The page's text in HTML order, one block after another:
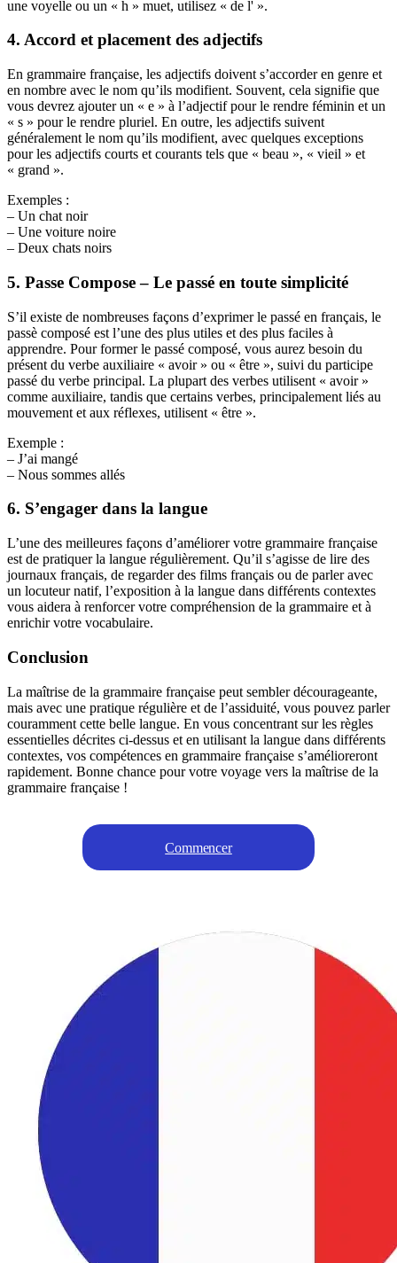
une voyelle ou un « h » muet, utilisez « de l' ».
4. Accord et placement des adjectifs
En grammaire française, les adjectifs doivent s’accorder en genre et
en nombre avec le nom qu’ils modifient. Souvent, cela signifie que
vous devrez ajouter un « e » à l’adjectif pour le rendre féminin et un
« s » pour le rendre pluriel. En outre, les adjectifs suivent
généralement le nom qu’ils modifient, avec quelques exceptions
pour les adjectifs courts et courants tels que « beau », « vieil » et
« grand ».
Exemples :
– Un chat noir
– Une voiture noire
– Deux chats noirs
5. Passe Compose – Le passé en toute simplicité
S’il existe de nombreuses façons d’exprimer le passé en français, le
passè composé est l’une des plus utiles et des plus faciles à
apprendre. Pour former le passé composé, vous aurez besoin du
présent du verbe auxiliaire « avoir » ou « être », suivi du participe
passé du verbe principal. La plupart des verbes utilisent « avoir »
comme auxiliaire, tandis que certains verbes, principalement liés au
mouvement et aux réflexes, utilisent « être ».
Exemple :
– J’ai mangé
– Nous sommes allés
6. S’engager dans la langue
L’une des meilleures façons d’améliorer votre grammaire française
est de pratiquer la langue régulièrement. Qu’il s’agisse de lire des
journaux français, de regarder des films français ou de parler avec
un locuteur natif, l’exposition à la langue dans différents contextes
vous aidera à renforcer votre compréhension de la grammaire et à
enrichir votre vocabulaire.
Conclusion
La maîtrise de la grammaire française peut sembler décourageante,
mais avec une pratique régulière et de l’assiduité, vous pouvez parler
couramment cette belle langue. En vous concentrant sur les règles
essentielles décrites ci-dessus et en utilisant la langue dans différents
contextes, vos compétences en grammaire française s’amélioreront
rapidement. Bonne chance pour votre voyage vers la maîtrise de la
grammaire française !
Commencer